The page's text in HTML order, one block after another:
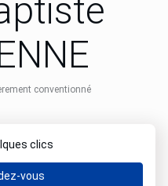
conventionné
clics
vous